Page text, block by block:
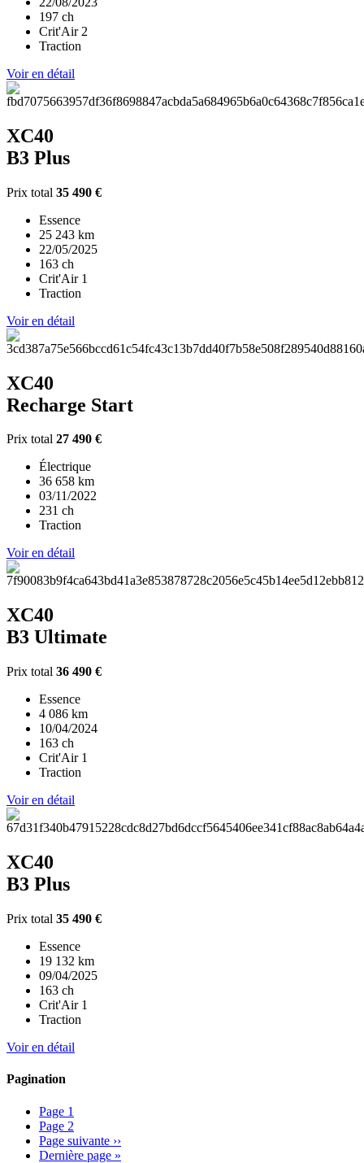
197 ch
Crit'Air 2
Traction
Voir en détail
XC40
B3 Plus
Prix total 35 490 €
Essence
25 243 km
22/05/2025
163 ch
Crit'Air 1
Traction
Voir en détail
XC40
Recharge Start
Prix total 27 490 €
Électrique
36 658 km
03/11/2022
231 ch
Traction
Voir en détail
XC40
B3 Ultimate
Prix total 36 490 €
Essence
4 086 km
10/04/2024
163 ch
Crit'Air 1
Traction
Voir en détail
XC40
B3 Plus
Prix total 35 490 €
Essence
19 132 km
09/04/2025
163 ch
Crit'Air 1
Traction
Voir en détail
Pagination
Page 1
Page 2
Page suivante ››
Dernière page »